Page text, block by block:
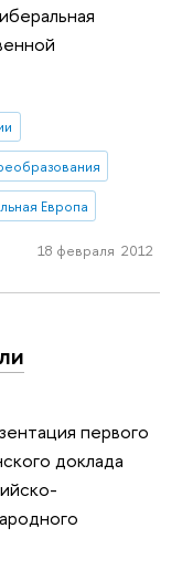
Европа
18 февраля 2012
первого
доклада